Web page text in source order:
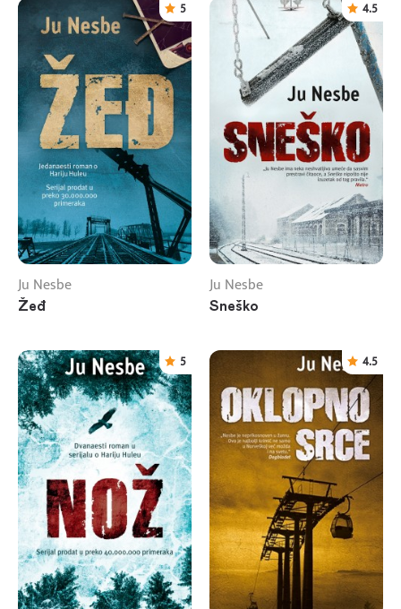
5
Ju Nesbe
Žeđ
4.5
Ju Nesbe
Sneško
5 4.5